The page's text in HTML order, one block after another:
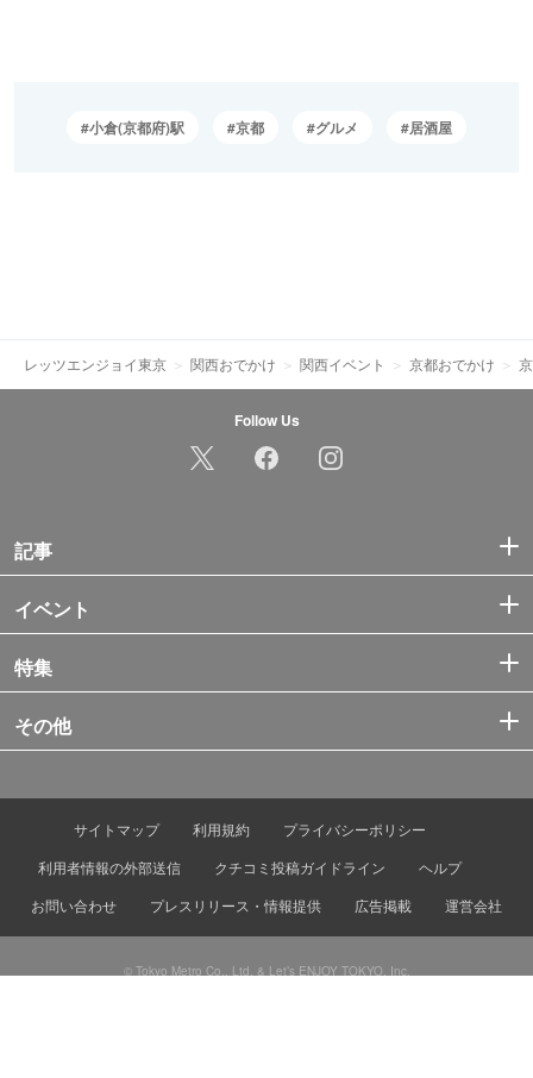
小倉(京都府)駅 京都 グルメ 居酒屋
レッツエンジョイ東京 関西おでかけ 関西イベント 京都おでかけ
Follow Us
記事
イベント
特集
その他
サイトマップ 利用規約
プライバシーポリシー
利用者情報の外部送信
クチコミ投稿ガイドライン
ヘルプ
お問い合わせ
プレスリリース・情報提供 広告掲載 運営会社
© Tokyo Metro Co., Ltd. & Let’s ENJOY TOKYO, Inc.